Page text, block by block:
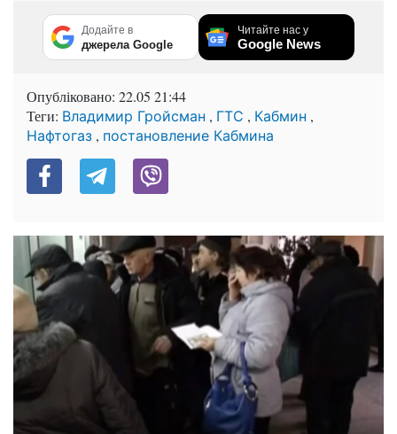
Додайте в
джерела Google
Читайте нас у
Google News
Опубліковано: 22.05 21:44
Теги: Владимир Гройсман , ГТС , Кабмин ,
Нафтогаз , постановление Кабмина